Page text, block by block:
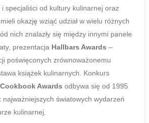
specjaliści od kultury kulinarnej oraz
okazję wziąć udział w wielu różnych
nich znalazły się między innymi panele
prezentacja Hallbars Awards –
poświęconych zrównoważonemu
książek kulinarnych. Konkurs
Awards odbywa się od 1995
najważniejszych światowych wydarzeń
kulinarnej.